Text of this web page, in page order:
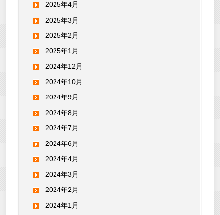
2025年4月
2025年3月
2025年2月
2025年1月
2024年12月
2024年10月
2024年9月
2024年8月
2024年7月
2024年6月
2024年4月
2024年3月
2024年2月
2024年1月